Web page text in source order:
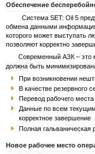
Обеспечение
Система SET: Oil 5
обмена данными
которого может выступать
позволяют корректно
Современный АЗК – это
должна быть
При возникновении
В качестве резервного
Перевод рабочего
Данные по всем
корректное завершение
Полная гальваническая
Новое рабочее место